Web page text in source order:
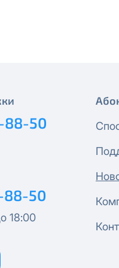
88-50
88-50
18:00
200